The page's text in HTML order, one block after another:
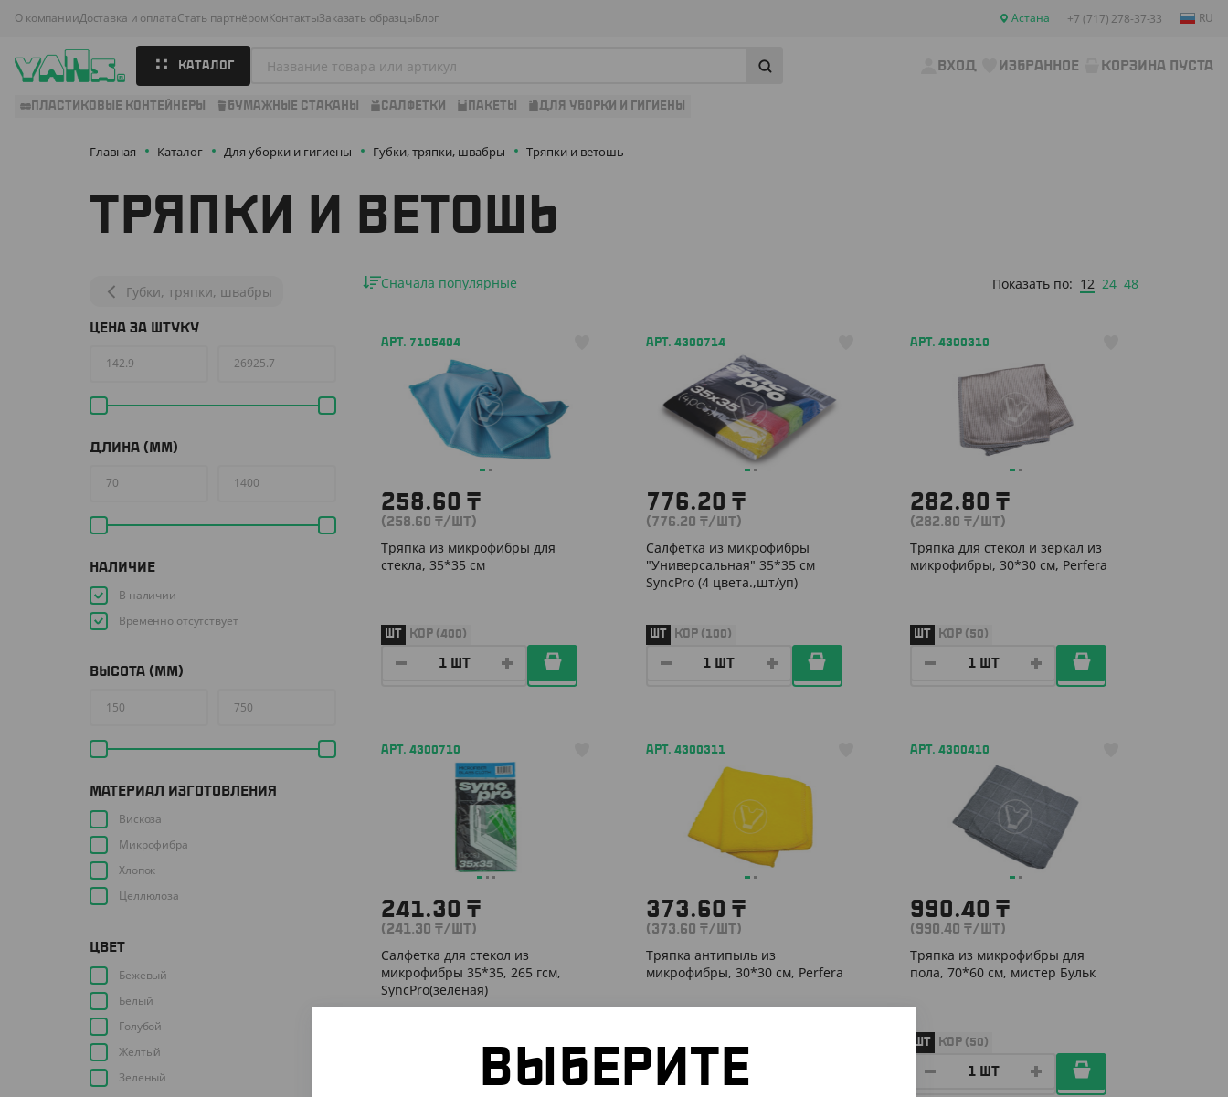
О компанииДоставка и оплатаСтать партнёромКонтактыЗаказать образцыБлог Астана +7 (717) 278-37-33 RU
КАТАЛОГ ВХОД ИЗБРАННОЕ КОРЗИНА ПУСТА
ПЛАСТИКОВЫЕ КОНТЕЙНЕРЫ БУМАЖНЫЕ СТАКАНЫ САЛФЕТКИ ПАКЕТЫ ДЛЯ УБОРКИ И ГИГИЕНЫ
Главная Каталог Для уборки и гигиены Губки, тряпки, швабры Тряпки и ветошь
ТРЯПКИ И ВЕТОШЬ
Губки, тряпки, швабры
ЦЕНА ЗА ШТУКУ
ДЛИНА (ММ)
НАЛИЧИЕ
В наличии
Временно отсутствует
ВЫСОТА (ММ)
МАТЕРИАЛ ИЗГОТОВЛЕНИЯ
Вискоза
Микрофибра
Хлопок
Целлюлоза
ЦВЕТ
Бежевый
Белый
Голубой
Желтый
Зеленый
Сначала популярные Показать по: 12 24 48
АРТ. 7105404
258.60 ₸
(258.60 ₸/ШТ)
Тряпка из микрофибры для
стекла, 35*35 см
ШТ КОР (400)
АРТ. 4300714
776.20 ₸
(776.20 ₸/ШТ)
Салфетка из микрофибры
"Универсальная" 35*35 см
SyncPro (4 цвета.,шт/уп)
ШТ КОР (100)
АРТ. 4300310
282.80₸
(282.80₸/ШТ)
Тряпка для стекол и зеркал из
микрофибры, 30*30 см, Perfera
ШТ КОР (50)
АРТ. 4300710
241.30 ₸
(241.30 ₸/ШТ)
Салфетка для стекол из
микрофибры 35*35, 265 гсм,
SyncPro(зеленая)
АРТ. 4300311
373.60 ₸
(373.60 ₸/ШТ)
Тряпка антипыль из
микрофибры, 30*30 см, Perfera
АРТ. 4300410
990.40₸
(990.40₸/ШТ)
Тряпка из микрофибры для
пола, 70*60 см, мистер Бульк
ШТ КОР (50)
ВЫБЕРИТЕ